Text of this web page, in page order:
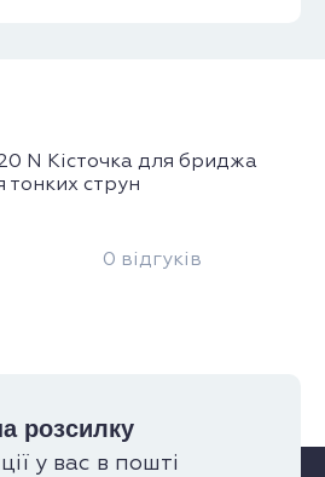
N Кісточка для бриджа
тонких струн
0 відгуків
розсилку
у вас в пошті